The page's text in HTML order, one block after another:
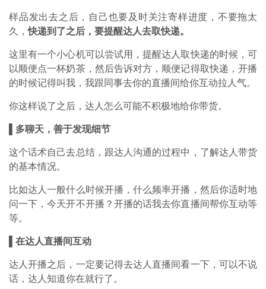
样品发出去之后，自己也要及时关注寄样进度，不要拖太
久，快递到了之后，要提醒达人去取快递。
这里有一个小心机可以尝试用，提醒达人取快递的时候，可
以顺便点一杯奶茶，然后告诉对方，顺便记得取快递，开播
的时候记得叫我，我跟同事去你的直播间给你互动拉人气。
你这样说了之后，达人怎么可能不积极地给你带货。
▌多聊天，善于发现细节
这个话术自己去总结，跟达人沟通的过程中，了解达人带货
的基本情况。
比如达人一般什么时候开播，什么频率开播，然后你适时地
问一下，今天开不开播？开播的话我去你直播间帮你互动等
等。
▌在达人直播间互动
达人开播之后，一定要记得去达人直播间看一下，可以不说
话，达人知道你在就行了。